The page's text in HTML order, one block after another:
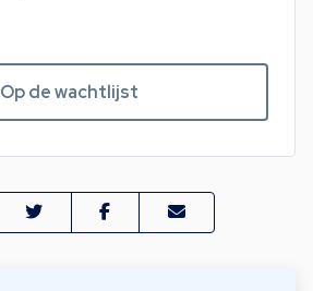
Op de wachtlijst